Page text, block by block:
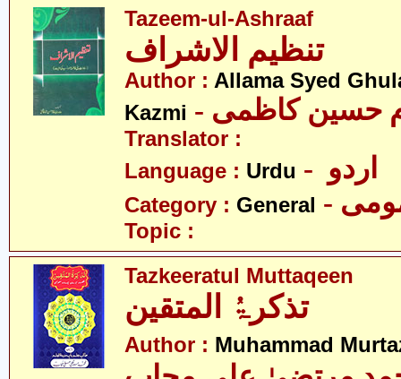
Tazeem-ul-Ashraaf
تنظیم الاشراف
Author : Allama Syed
Kazmi
حسین کاظمی
Translator :
Language : Urdu
Category : General
Topic :
Tazkeeratul Muttaqeen
تذکرۃُ المتقین
Author : Muhammad